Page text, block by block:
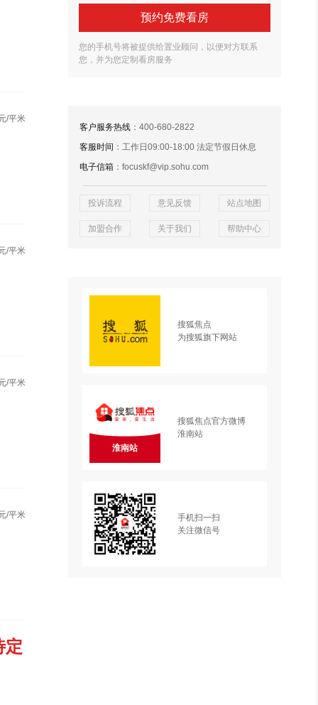
/平米
/平米
/平米
/平米
定
预约免费看房
您的手机号将被提供给置业顾问，以便对方联系
您，并为您定制看房服务
客户服务热线 ：400-680-2822
客服时间 ：工作日09:00-18:00 法定节假日休息
电子信箱 ：focuskf@vip.sohu.com
投诉流程 意见反馈 站点地图
加盟合作 关于我们 帮助中心
搜狐焦点
为搜狐旗下网站
淮南站
搜狐焦点官方微博
淮南站
手机扫一扫
关注微信号